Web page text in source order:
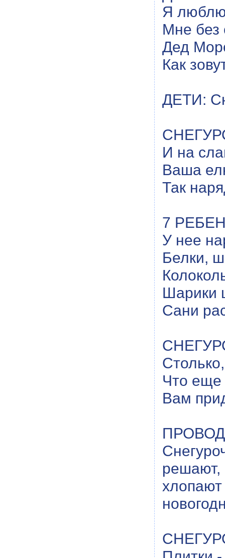
Я
Мне без
Дед
Как
ДЕТИ:
И на
Ваша
Так
7
У нее
Белки,
Шарики
Сани
Что еще
Вам
решают,